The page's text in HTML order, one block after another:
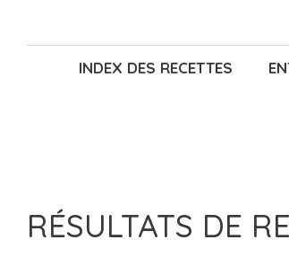
INDEX DES RECETTES
RÉSULTATS DE